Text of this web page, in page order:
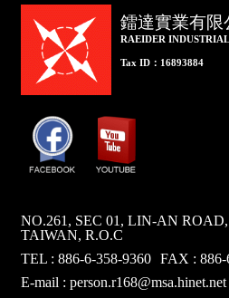
鐳達實業有限
RAEIDER
Tax ID：16893884
NO.261, SEC 01, LIN-AN
TAIWAN, R.O.C
TEL : 886-6-358-9360
FAX : 886-
E-mail :person.r168@msa.hinet.net